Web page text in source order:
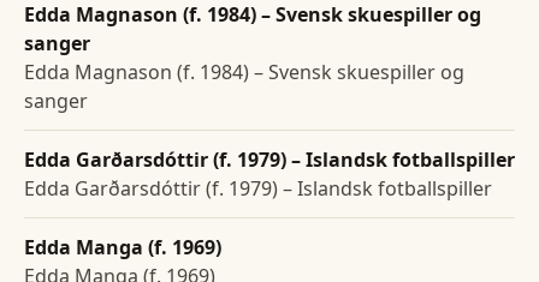
Edda Magnason (f. 1984) – Svensk skuespiller og
sanger
Edda Magnason (f. 1984) – Svensk skuespiller og
sanger
Edda Garðarsdóttir (f. 1979) – Islandsk fotballspiller
Edda Garðarsdóttir (f. 1979) – Islandsk fotballspiller
Edda Manga (f. 1969)
Edda Manga (f. 1969)